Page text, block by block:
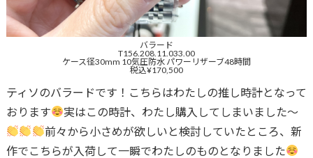
バラード
T156.208.11.033.00
ケース径30mm 10気圧防水 パワーリザーブ48時間
税込¥170,500
ティソのバラードです！こちらはわたしの推し時計となって
おります
実はこの時計、わたし購入してしまいました〜
前々から小さめが欲しいと検討していたところ、新
作でこちらが入荷して一瞬でわたしのものとなりました